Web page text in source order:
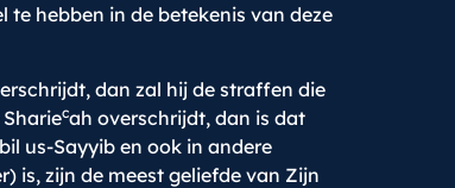
hebben in de betekenis van deze
dan zal hij de straffen die
cah overschrijdt, dan is dat
us-Sayyib en ook in andere
is, zijn de meest geliefde van Zijn